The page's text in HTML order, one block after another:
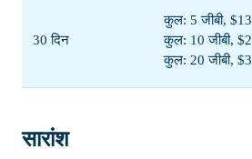
30 दिन
कुल: 5 जीबी,
कुल: 10 जीबी,
कुल: 20 जीबी,
सारांश